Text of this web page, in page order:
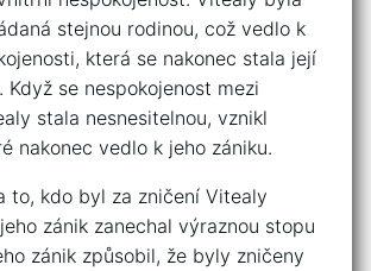
stejnou rodinou, což vedlo k
která se nakonec stala její
Když se nespokojenost mezi
stala nesnesitelnou, vznikl
nakonec vedlo k jeho zániku.
to, kdo byl za zničení Vitealy
zánik zanechal výraznou stopu
zánik způsobil, že byly zničeny